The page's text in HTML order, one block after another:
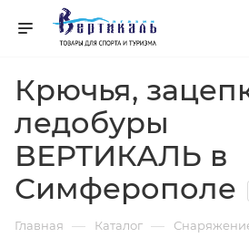
Крючья,
ледобуры
ВЕРТИКАЛЬ в
Симферополе
Главная — Каталог —